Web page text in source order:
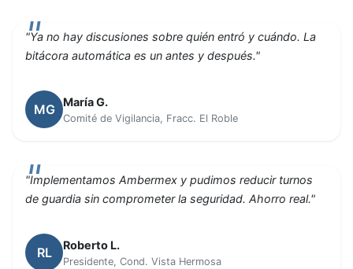
"Ya no hay discusiones sobre quién entró y cuándo. La
bitácora automática es un antes y después."
MG María G.
Comité de Vigilancia, Fracc. El Roble
"Implementamos Ambermex y pudimos reducir turnos
de guardia sin comprometer la seguridad. Ahorro real."
RL Roberto L.
Presidente, Cond. Vista Hermosa